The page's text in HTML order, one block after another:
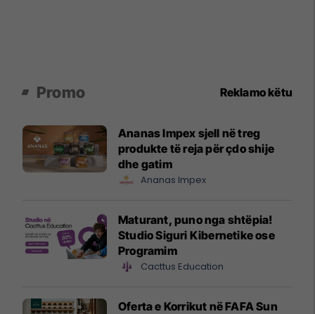
Promo Reklamo këtu
Ananas Impex sjell në treg
produkte të reja për çdo shije
dhe gatim
Ananas Impex
Maturant, puno nga shtëpia!
Studio Siguri Kibernetike ose
Programim
Cacttus Education
Oferta e Korrikut në FAFA Sun